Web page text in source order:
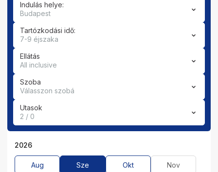
Indulás helye:
Budapest
Tartózkodási idő:
7-9 éjszaka
Ellátás
All inclusive
Szoba
Válasszon szobá
Utasok
2 / 0
2026
Aug Sze Okt Nov